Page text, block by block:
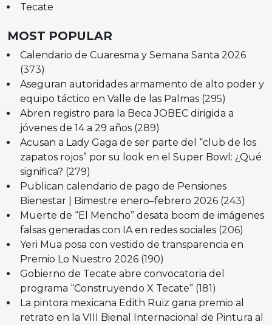
Tecate
MOST POPULAR
Calendario de Cuaresma y Semana Santa 2026
(373)
Aseguran autoridades armamento de alto poder y
equipo táctico en Valle de las Palmas (295)
Abren registro para la Beca JOBEC dirigida a
jóvenes de 14 a 29 años (289)
Acusan a Lady Gaga de ser parte del “club de los
zapatos rojos” por su look en el Super Bowl: ¿Qué
significa? (279)
Publican calendario de pago de Pensiones
Bienestar | Bimestre enero–febrero 2026 (243)
Muerte de “El Mencho” desata boom de imágenes
falsas generadas con IA en redes sociales (206)
Yeri Mua posa con vestido de transparencia en
Premio Lo Nuestro 2026 (190)
Gobierno de Tecate abre convocatoria del
programa “Construyendo X Tecate” (181)
La pintora mexicana Edith Ruiz gana premio al
retrato en la VIII Bienal Internacional de Pintura al